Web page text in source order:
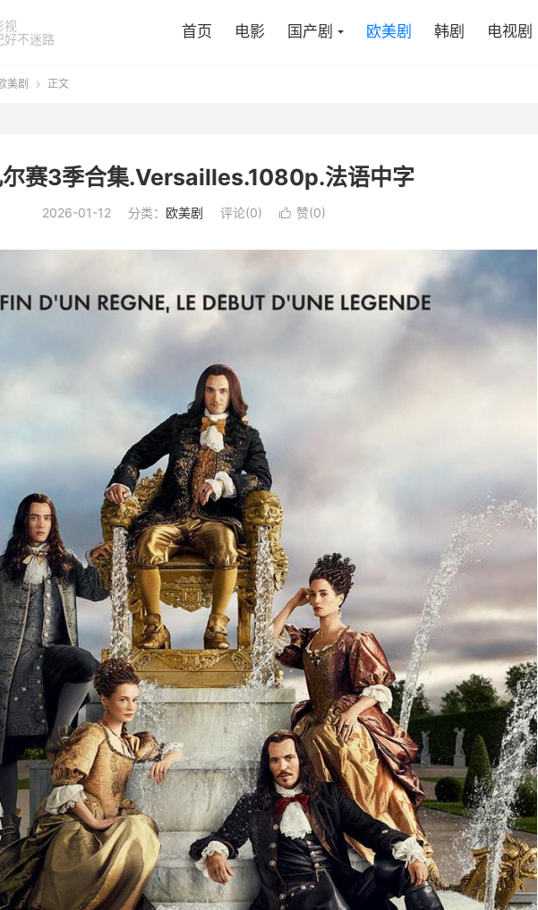
视
好不迷路
首页 电影 国产剧 欧美剧 韩剧 电视剧
美剧  正文
赛3季合集.Versailles.1080p.法语中字
2026-01-12 分类： 欧美剧 评论(0)  赞(0)